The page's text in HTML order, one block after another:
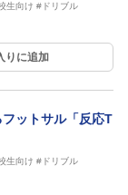
生向け #ドリブル
りに追加
ットサル「反応T
生向け #ドリブル